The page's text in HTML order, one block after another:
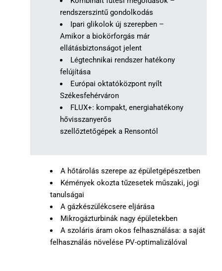
rendszerszintű gondolkodás
Ipari glikolok új szerepben –
Amikor a biokörforgás már
ellátásbiztonságot jelent
Légtechnikai rendszer hatékony
felújítása
Európai oktatóközpont nyílt
Székesfehérváron
FLUX+: kompakt, energiahatékony
hővisszanyerős
szellőztetőgépek a Rensontól
A hőtárolás szerepe az épületgépészetben
Kémények okozta tűzesetek műszaki, jogi
tanulságai
A gázkészülékcsere eljárása
Mikrogázturbinák nagy épületekben
A szoláris áram okos felhasználása: a saját
felhasználás növelése PV-optimalizálóval